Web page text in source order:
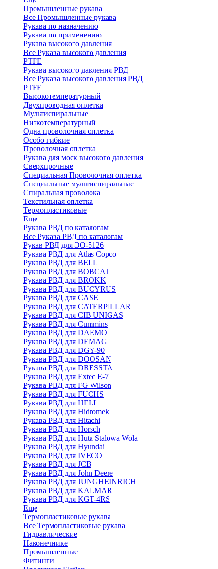
Промышленные рукава
Все Промышленные рукава
Рукава по назначению
Рукава по применению
Рукава высокого давления
Все Рукава высокого давления
PTFE
Рукава высокого давления РВД
Все Рукава высокого давления РВД
PTFE
Высокотемпературный
Двухпроводная оплетка
Мультиспиральные
Низкотемпературный
Одна проволочная оплетка
Особо гибкие
Проволочная оплетка
Рукава для моек высокого давления
Сверхпрочные
Специальная Проволочная оплетка
Специальные мультиспиральные
Спиральная проволока
Текстильная оплетка
Термопластиковые
Еще
Рукава РВД по каталогам
Все Рукава РВД по каталогам
Рукав РВД для ЭО-5126
Рукава РВД для Atlas Copco
Рукава РВД для BELL
Рукава РВД для BOBCAT
Рукава РВД для BROKK
Рукава РВД для BUCYRUS
Рукава РВД для CASE
Рукава РВД для CATERPILLAR
Рукава РВД для CIB UNIGAS
Рукава РВД для Cummins
Рукава РВД для DAEMO
Рукава РВД для DEMAG
Рукава РВД для DGY-90
Рукава РВД для DOOSAN
Рукава РВД для DRESSTA
Рукава РВД для Extec E-7
Рукава РВД для FG Wilson
Рукава РВД для FUCHS
Рукава РВД для HELI
Рукава РВД для Hidromek
Рукава РВД для Hitachi
Рукава РВД для Horsch
Рукава РВД для Huta Stalowa Wola
Рукава РВД для Hyundai
Рукава РВД для IVECO
Рукава РВД для JCB
Рукава РВД для John Deere
Рукава РВД для JUNGHEINRICH
Рукава РВД для KALMAR
Рукава РВД для KGT-4RS
Еще
Термопластиковые рукава
Все Термопластиковые рукава
Гидравлические
Наконечнике
Промышленные
Фитинги